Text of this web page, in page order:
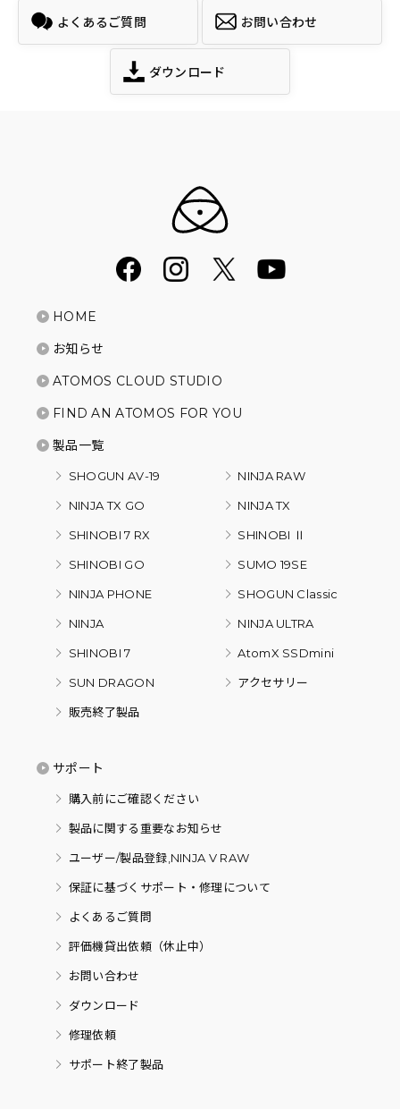
よくあるご質問 お問い合わせ
ダウンロード
HOME
お知らせ
ATOMOS CLOUD STUDIO
FIND AN ATOMOS FOR YOU
製品一覧
SHOGUN AV-19 NINJA RAW
NINJA TX GO NINJA TX
SHINOBI 7 RX SHINOBI Ⅱ
SHINOBI GO SUMO 19SE
NINJA PHONE SHOGUN Classic
NINJA NINJA ULTRA
SHINOBI 7 AtomX SSDmini
SUN DRAGON アクセサリー
販売終了製品
サポート
購入前にご確認ください
製品に関する重要なお知らせ
ユーザー/製品登録,NINJA V RAW
保証に基づくサポート・修理について
よくあるご質問
評価機貸出依頼（休止中）
お問い合わせ
ダウンロード
修理依頼
サポート終了製品